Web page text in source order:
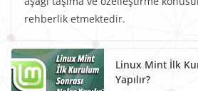
rehberlik etmektedir.
Linux Mint İlk
Yapılır?